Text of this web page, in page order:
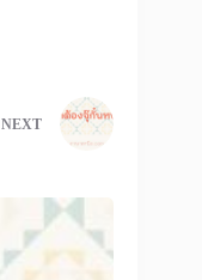
NEXT